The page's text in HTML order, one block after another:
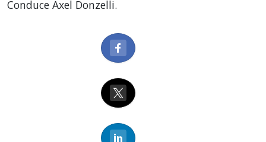
Conduce Axel Donzelli.